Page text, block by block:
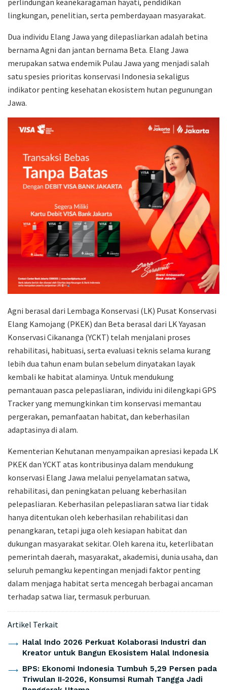
perlindungan keanekaragaman hayati, pendidikan
lingkungan, penelitian, serta pemberdayaan masyarakat.
Dua individu Elang Jawa yang dilepasliarkan adalah betina
bernama Agni dan jantan bernama Beta. Elang Jawa
merupakan satwa endemik Pulau Jawa yang menjadi salah
satu spesies prioritas konservasi Indonesia sekaligus
indikator penting kesehatan ekosistem hutan pegunungan
Jawa.
Agni berasal dari Lembaga Konservasi (LK) Pusat Konservasi
Elang Kamojang (PKEK) dan Beta berasal dari LK Yayasan
Konservasi Cikananga (YCKT) telah menjalani proses
rehabilitasi, habituasi, serta evaluasi teknis selama kurang
lebih dua tahun enam bulan sebelum dinyatakan layak
kembali ke habitat alaminya. Untuk mendukung
pemantauan pasca pelepasliaran, individu ini dilengkapi GPS
Tracker yang memungkinkan tim konservasi memantau
pergerakan, pemanfaatan habitat, dan keberhasilan
adaptasinya di alam.
Kementerian Kehutanan menyampaikan apresiasi kepada LK
PKEK dan YCKT atas kontribusinya dalam mendukung
konservasi Elang Jawa melalui penyelamatan satwa,
rehabilitasi, dan peningkatan peluang keberhasilan
pelepasliaran. Keberhasilan pelepasliaran satwa liar tidak
hanya ditentukan oleh keberhasilan rehabilitasi dan
penangkaran, tetapi juga oleh kesiapan habitat dan
dukungan masyarakat sekitar. Oleh karena itu, keterlibatan
pemerintah daerah, masyarakat, akademisi, dunia usaha, dan
seluruh pemangku kepentingan menjadi faktor penting
dalam menjaga habitat serta mencegah berbagai ancaman
terhadap satwa liar, termasuk perburuan.
Artikel Terkait
Halal Indo 2026 Perkuat Kolaborasi Industri dan
Kreator untuk Bangun Ekosistem Halal Indonesia
BPS: Ekonomi Indonesia Tumbuh 5,29 Persen pada
Triwulan II-2026, Konsumsi Rumah Tangga Jadi